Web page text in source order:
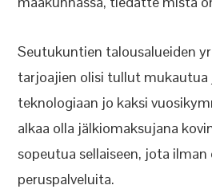
Seutukuntien talousalueiden
tarjoajien olisi tullut
teknologiaan jo kaksi
alkaa olla jälkiomaksujana
sopeutua sellaiseen, jota ilman
peruspalveluita.